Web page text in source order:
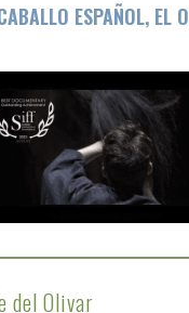
ESPAÑOL, EL
del Olivar